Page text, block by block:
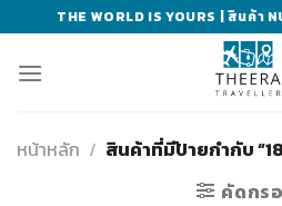
to
content
THE WORLD IS YOURS | สินค้า
หน้าหลัก / สินค้าที่มีป้ายกำกับ
คัดกร